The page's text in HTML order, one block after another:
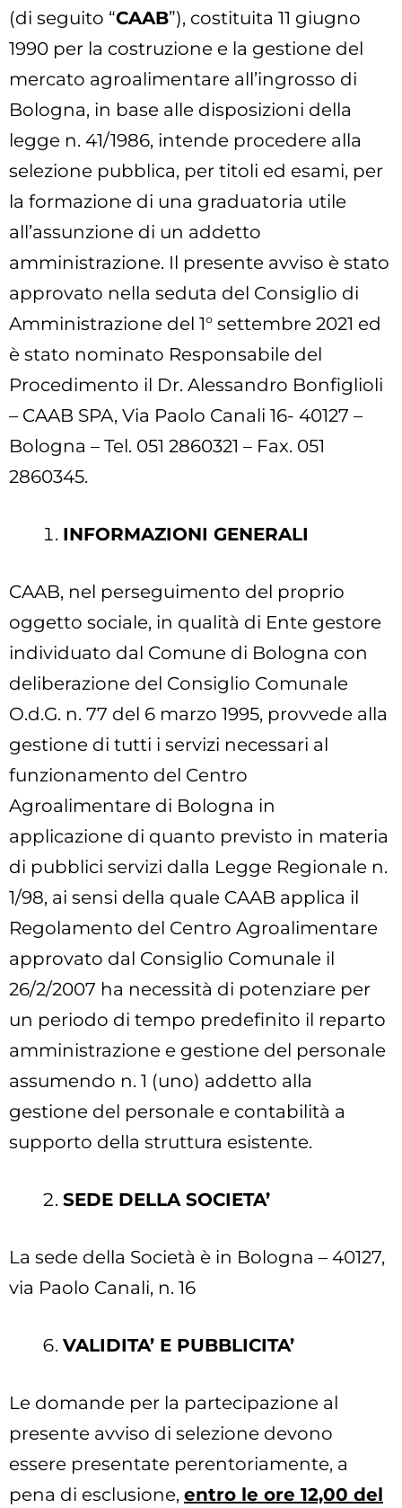
(di seguito “CAAB”), costituita 11 giugno
1990 per la costruzione e la gestione del
mercato agroalimentare all’ingrosso di
Bologna, in base alle disposizioni della
legge n. 41/1986, intende procedere alla
selezione pubblica, per titoli ed esami, per
la formazione di una graduatoria utile
all’assunzione di un addetto
amministrazione. Il presente avviso è stato
approvato nella seduta del Consiglio di
Amministrazione del 1° settembre 2021 ed
è stato nominato Responsabile del
Procedimento il Dr. Alessandro Bonfiglioli
– CAAB SPA, Via Paolo Canali 16- 40127 –
Bologna – Tel. 051 2860321 – Fax. 051
2860345.
INFORMAZIONI GENERALI
CAAB, nel perseguimento del proprio
oggetto sociale, in qualità di Ente gestore
individuato dal Comune di Bologna con
deliberazione del Consiglio Comunale
O.d.G. n. 77 del 6 marzo 1995, provvede alla
gestione di tutti i servizi necessari al
funzionamento del Centro
Agroalimentare di Bologna in
applicazione di quanto previsto in materia
di pubblici servizi dalla Legge Regionale n.
1/98, ai sensi della quale CAAB applica il
Regolamento del Centro Agroalimentare
approvato dal Consiglio Comunale il
26/2/2007 ha necessità di potenziare per
un periodo di tempo predefinito il reparto
amministrazione e gestione del personale
assumendo n. 1 (uno) addetto alla
gestione del personale e contabilità a
supporto della struttura esistente.
SEDE DELLA SOCIETA’
La sede della Società è in Bologna – 40127,
via Paolo Canali, n. 16
VALIDITA’ E PUBBLICITA’
Le domande per la partecipazione al
presente avviso di selezione devono
essere presentate perentoriamente, a
pena di esclusione, entro le ore 12,00 del